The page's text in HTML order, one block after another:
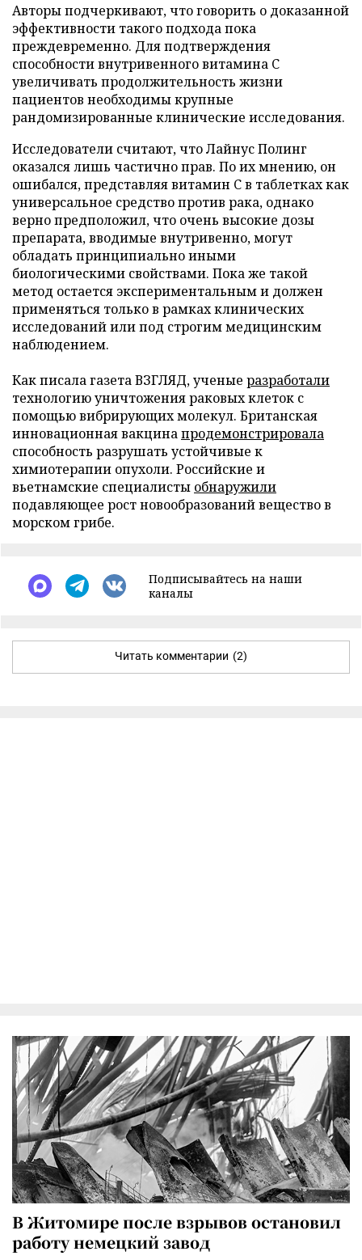
Авторы подчеркивают, что говорить о доказанной
эффективности такого подхода пока
преждевременно. Для подтверждения
способности внутривенного витамина C
увеличивать продолжительность жизни
пациентов необходимы крупные
рандомизированные клинические исследования.
Исследователи считают, что Лайнус Полинг
оказался лишь частично прав. По их мнению, он
ошибался, представляя витамин C в таблетках как
универсальное средство против рака, однако
верно предположил, что очень высокие дозы
препарата, вводимые внутривенно, могут
обладать принципиально иными
биологическими свойствами. Пока же такой
метод остается экспериментальным и должен
применяться только в рамках клинических
исследований или под строгим медицинским
наблюдением.
Как писала газета ВЗГЛЯД, ученые разработали
технологию уничтожения раковых клеток с
помощью вибрирующих молекул. Британская
инновационная вакцинапродемонстрировала
способность разрушать устойчивые к
химиотерапии опухоли. Российские и
вьетнамские специалисты обнаружили
подавляющее рост новообразований вещество в
морском грибе.
Подписывайтесь на наши
каналы
Читать комментарии (2)
В Житомире после взрывов остановил
работу немецкий завод